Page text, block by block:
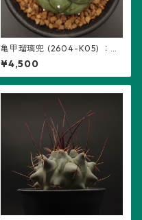
亀甲瑠璃兜 (2604-K05) ：ア
ストロフィツム属 ※実生
¥4,500